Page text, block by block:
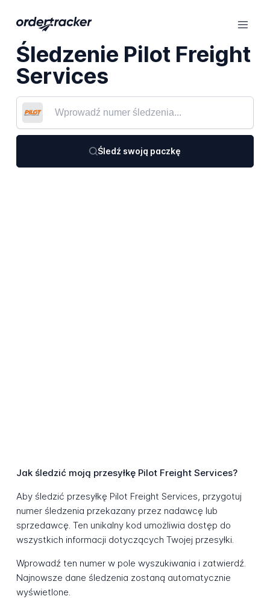
Śledzenie Pilot Freight
Services
Śledź swoją paczkę
Jak śledzić moją przesyłkę Pilot Freight Services?
Aby śledzić przesyłkę Pilot Freight Services, przygotuj
numer śledzenia przekazany przez nadawcę lub
sprzedawcę. Ten unikalny kod umożliwia dostęp do
wszystkich informacji dotyczących Twojej przesyłki.
Wprowadź ten numer w pole wyszukiwania i zatwierdź.
Najnowsze dane śledzenia zostaną automatycznie
wyświetlone.